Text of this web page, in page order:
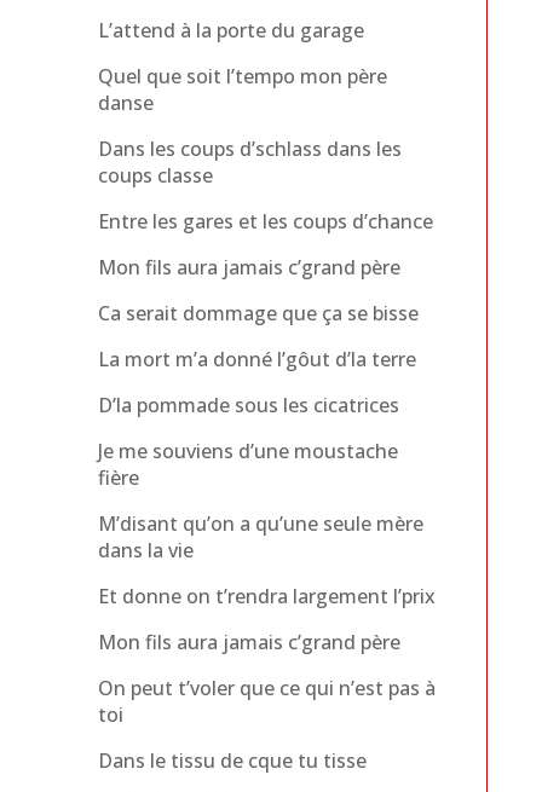
L’attend à la porte du garage
Quel que soit l’tempo mon père
danse
Dans les coups d’schlass dans les
coups classe
Entre les gares et les coups d’chance
Mon fils aura jamais c’grand père
Ca serait dommage que ça se bisse
La mort m’a donné l’gôut d’la terre
D’la pommade sous les cicatrices
Je me souviens d’une moustache
fière
M’disant qu’on a qu’une seule mère
dans la vie
Et donne on t’rendra largement l’prix
Mon fils aura jamais c’grand père
On peut t’voler que ce qui n’est pas à
toi
Dans le tissu de cque tu tisse